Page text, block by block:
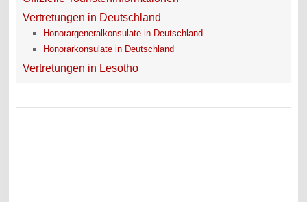
Vertretungen in Deutschland
Honorargeneralkonsulate in Deutschland
Honorarkonsulate in Deutschland
Vertretungen in Lesotho